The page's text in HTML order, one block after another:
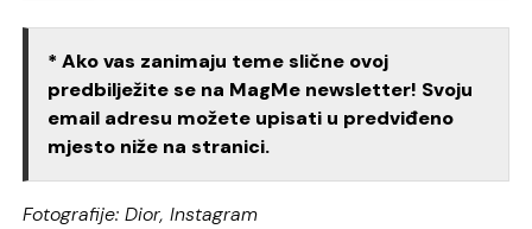
* Ako vas zanimaju teme slične ovoj
predbilježite se na MagMe newsletter! Svoju
email adresu možete upisati u predviđeno
mjesto niže na stranici.
Fotografije: Dior, Instagram